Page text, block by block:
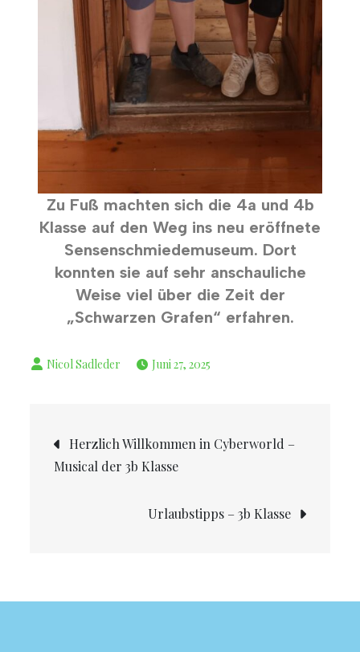
Zu Fuß machten sich die 4a und 4b
Klasse auf den Weg ins neu eröffnete
Sensenschmiedemuseum. Dort
konnten sie auf sehr anschauliche
Weise viel über die Zeit der
„Schwarzen Grafen“ erfahren.
Juni 27, 2025
Herzlich Willkommen in Cyberworld –
Musical der 3b Klasse
Urlaubstipps – 3b Klasse